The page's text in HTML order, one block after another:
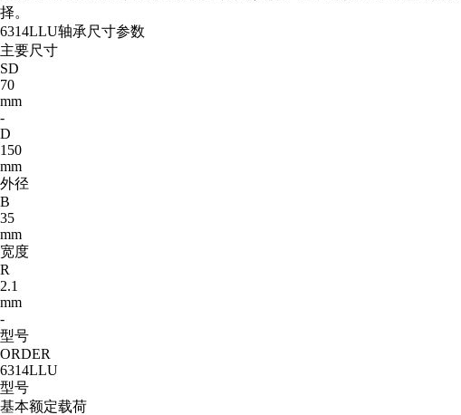
择。
6314LLU轴承尺寸参数
主要尺寸
SD
70
mm
-
D
150
mm
外径
B
35
mm
宽度
R
2.1
mm
-
型号
ORDER
6314LLU
型号
基本额定载荷